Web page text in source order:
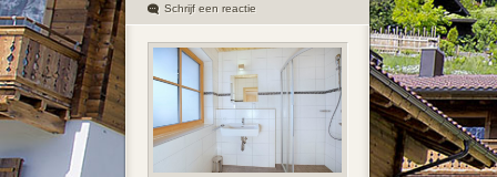
Schrijf een reactie